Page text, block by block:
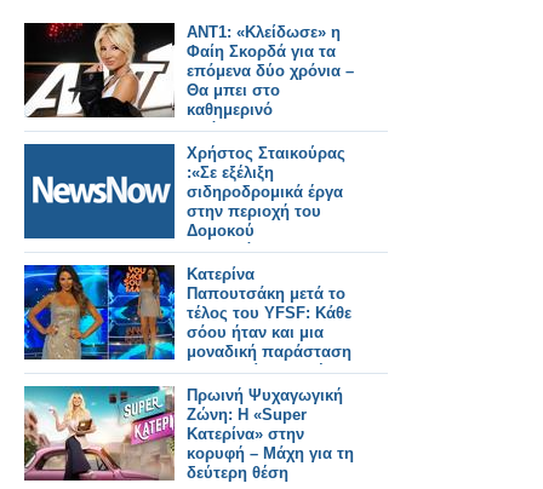
ANT1: «Κλείδωσε» η
Φαίη Σκορδά για τα
επόμενα δύο χρόνια –
Θα μπει στο
καθημερινό
πρόγραμμα;
Χρήστος Σταικούρας
:«Σε εξέλιξη
σιδηροδρομικά έργα
στην περιοχή του
Δομοκού
αποκατάστασης
Daniel 188 εκατ. ευρώ.
Κατερίνα
Παπουτσάκη μετά το
τέλος του YFSF: Κάθε
σόου ήταν και μια
μοναδική παράσταση
που ξεχείλιζε ταλέντο
Πρωινή Ψυχαγωγική
Ζώνη: Η «Super
Κατερίνα» στην
κορυφή – Μάχη για τη
δεύτερη θέση